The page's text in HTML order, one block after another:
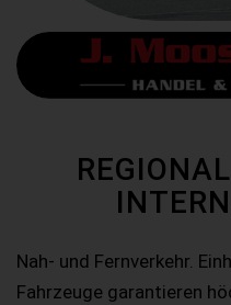
Nah- und Fernverkehr.
Fahrzeuge garantieren